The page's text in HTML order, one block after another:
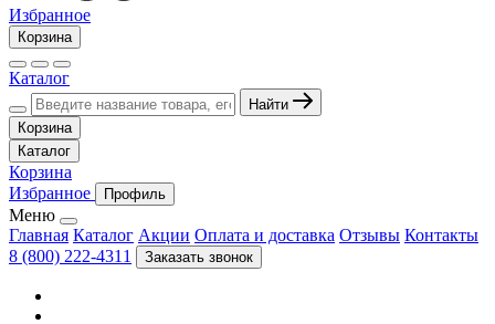
Избранное
Корзина
Каталог
Найти
Корзина
Каталог
Корзина
Избранное
Профиль
Меню
Главная Каталог Акции Оплата и доставка Отзывы Контакты
8 (800) 222-4311
Заказать звонок